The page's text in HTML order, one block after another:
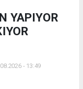
YAPIYOR
- 13:49